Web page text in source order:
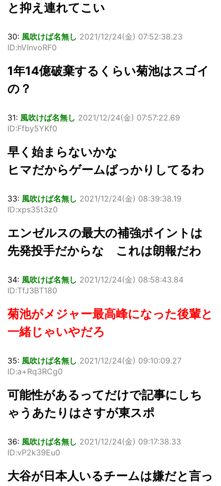
と抑え連れてこい
30: 風吹けば名無し 2021/12/24(金) 07:52:38.23
ID:hVInvoRF0
1年14億破棄するくらい菊池はスゴイ
の？
31: 風吹けば名無し 2021/12/24(金) 07:57:22.69
ID:Ffby5YKf0
早く始まらないかな
ヒマだからゲームばっかりしてるわ
33: 風吹けば名無し 2021/12/24(金) 08:39:38.19
ID:xps35t3z0
エンゼルスの最大の補強ポイントは
先発投手だからな これは朗報だわ
34: 風吹けば名無し 2021/12/24(金) 08:58:43.84
ID:TfJ3BT180
菊池がメジャー最高峰になった後輩と
一緒じゃいやだろ
35: 風吹けば名無し 2021/12/24(金) 09:10:09.27
ID:a+Rq3RCg0
可能性があるってだけで記事にしち
ゃうあたりはさすが東スポ
36: 風吹けば名無し 2021/12/24(金) 09:17:38.33
ID:vP2k39Eu0
大谷が日本人いるチームは嫌だと言っ